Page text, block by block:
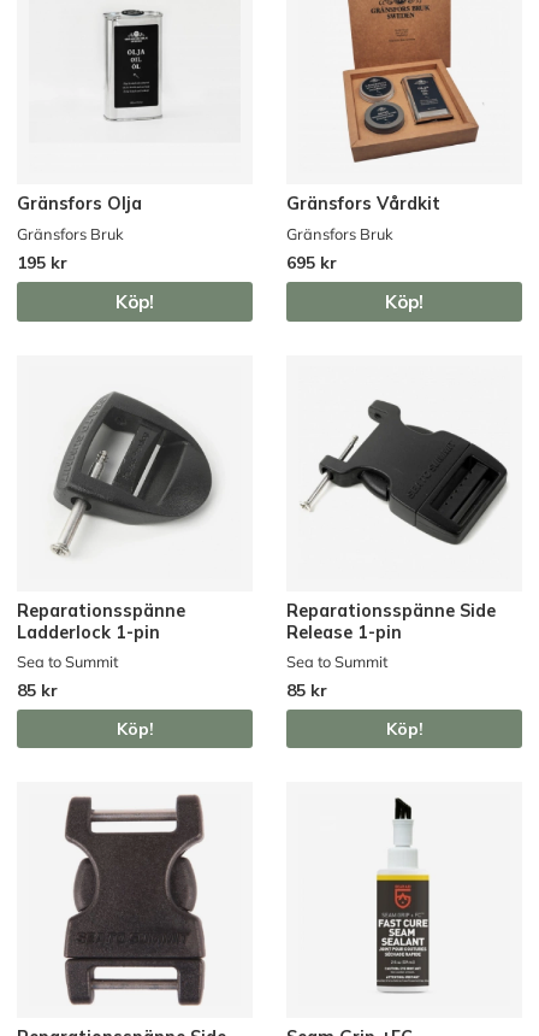
Gränsfors Olja
Gränsfors Bruk
195 kr
Köp!
Gränsfors Vårdkit
Gränsfors Bruk
695 kr
Köp!
Reparationsspänne
Ladderlock 1-pin
Sea to Summit
85 kr
Köp!
Reparationsspänne Side
Release 1-pin
Sea to Summit
85 kr
Köp!